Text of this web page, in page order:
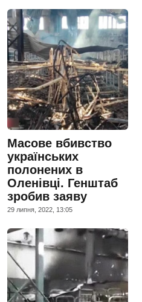
Масове вбивство
українських
полонених в
Оленівці. Генштаб
зробив заяву
29 липня, 2022, 13:05